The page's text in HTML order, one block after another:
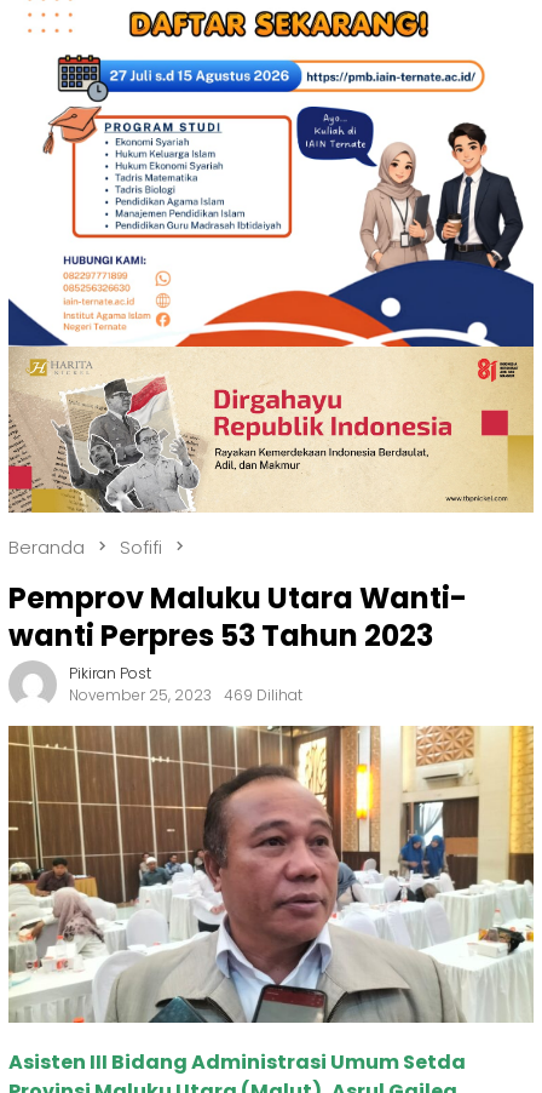
Beranda Sofifi
Pemprov Maluku Utara Wanti-
wanti Perpres 53 Tahun 2023
Pikiran Post
November 25, 2023
469 Dilihat
Asisten III Bidang Administrasi Umum Setda